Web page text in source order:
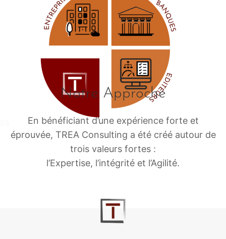
Notre Approche
En bénéficiant d’une expérience forte et
éprouvée, TREA Consulting a été créé autour de
trois valeurs fortes :
l’Expertise, l’intégrité et l’Agilité.